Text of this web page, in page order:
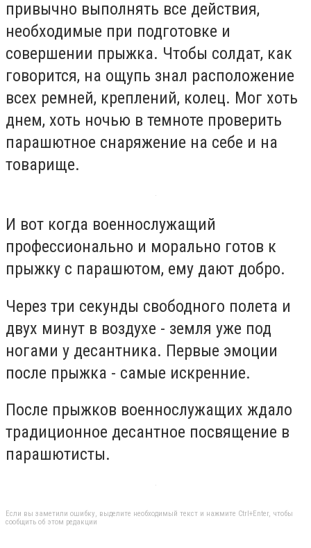
привычно выполнять все действия,
необходимые при подготовке и
совершении прыжка. Чтобы солдат, как
говорится, на ощупь знал расположение
всех ремней, креплений, колец. Мог хоть
днем, хоть ночью в темноте проверить
парашютное снаряжение на себе и на
товарище.
И вот когда военнослужащий
профессионально и морально готов к
прыжку с парашютом, ему дают добро.
Через три секунды свободного полета и
двух минут в воздухе - земля уже под
ногами у десантника. Первые эмоции
после прыжка - самые искренние.
После прыжков военнослужащих ждало
традиционное десантное посвящение в
парашютисты.
Если вы заметили ошибку, выделите необходимый текст и нажмите Ctrl+Enter, чтобы
сообщить об этом редакции